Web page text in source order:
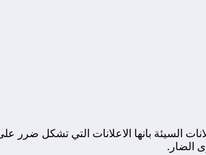
السيئة بانها الاعلانات التي تشكل ضرر
الضار.